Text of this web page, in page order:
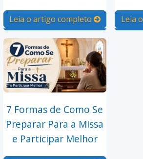
Leia o artigo completo Leia
7 Formas de Como Se
Preparar Para a Missa
e Participar Melhor